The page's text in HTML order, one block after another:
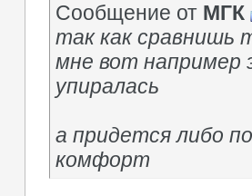
Сообщение от МГК
так как сравнишь
мне вот например
упиралась
а придется либо
комфорт